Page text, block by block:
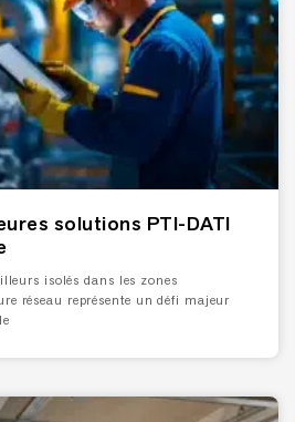
solutions PTI-DATI
isolés dans les zones
réseau représente un défi majeur